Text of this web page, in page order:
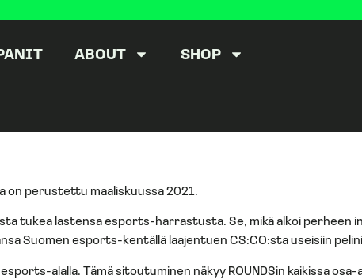
ABOUT SHOP
on perustettu maaliskuussa 2021.
tukea lastensa esports-harrastusta. Se, mikä alkoi perheen
Suomen esports-kentällä laajentuen CS:GO:sta useisiin
alalla. Tämä sitoutuminen näkyy ROUNDSin kaikissa osa-